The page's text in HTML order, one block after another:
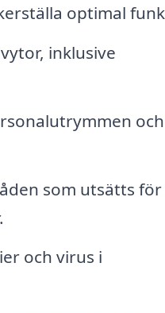
optimal
inklusive
och
som utsätts för
och virus i